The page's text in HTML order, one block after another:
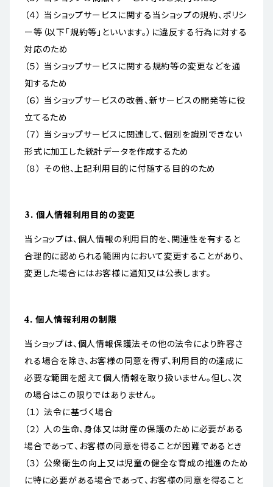
（４） 当ショップサービスに関する当ショップの規約、ポリシ
ー等（以下「規約等」といいます。）に違反する行為に対する
対応のため
（５） 当ショップサービスに関する規約等の変更などを通
知するため
（６） 当ショップサービスの改善、新サービスの開発等に役
立てるため
（７） 当ショップサービスに関連して、個別を識別できない
形式に加工した統計データを作成するため
（８） その他、上記利用目的に付随する目的のため
3. 個人情報利用目的の変更
当ショップは、個人情報の利用目的を、関連性を有すると
合理的に認められる範囲内において変更することがあり、
変更した場合にはお客様に通知又は公表します。
4. 個人情報利用の制限
当ショップは、個人情報保護法その他の法令により許容さ
れる場合を除き、お客様の同意を得ず、利用目的の達成に
必要な範囲を超えて個人情報を取り扱いません。但し、次
の場合はこの限りではありません。
（１） 法令に基づく場合
（２） 人の生命、身体又は財産の保護のために必要がある
場合であって、お客様の同意を得ることが困難であるとき
（３） 公衆衛生の向上又は児童の健全な育成の推進のため
に特に必要がある場合であって、お客様の同意を得ること